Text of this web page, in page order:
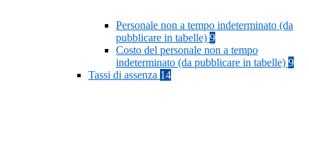
Personale non a tempo indeterminato (da
pubblicare in tabelle) 9
Costo del personale non a tempo
indeterminato (da pubblicare in tabelle) 9
Tassi di assenza 14